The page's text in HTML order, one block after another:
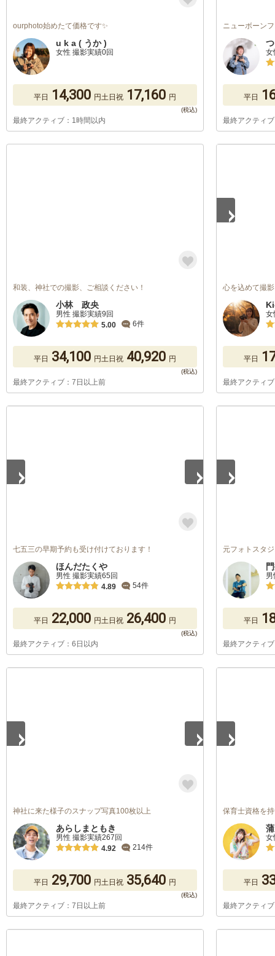
ourphoto始めたて価格です✨
u k a ( うか )
女性 撮影実績0回
平日 14,300 円土日祝 17,160 円
最終アクティブ：1時間以内
ニューボーン
女
平日
最終アクティ
和装、神社での撮影、ご相談ください！
小林 政央
男性 撮影実績9回
5.00
6件
平日 34,100 円土日祝 40,920 円
最終アクティブ：7日以上前
心を込めて撮
女
平日
最終アクティ
七五三の早期予約も受け付けております！
ほんだたくや
男性 撮影実績65回
4.89
54件
平日 22,000 円土日祝 26,400 円
最終アクティブ：6日以内
元フォトスタ
平日
最終アクティ
神社に来た様子のスナップ写真100枚以上
あらしまともき
男性 撮影実績267回
4.92
214件
平日 29,700 円土日祝 35,640 円
最終アクティブ：7日以上前
保育士資格を
女
平日
最終アクティ